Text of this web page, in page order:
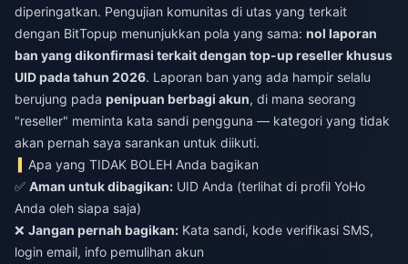
diperingatkan. Pengujian komunitas di utas yang terkait
dengan BitTopup menunjukkan pola yang sama: nol laporan
ban yang dikonfirmasi terkait dengan top-up reseller khusus
UID pada tahun 2026. Laporan ban yang ada hampir selalu
berujung pada penipuan berbagi akun, di mana seorang
"reseller" meminta kata sandi pengguna — kategori yang tidak
akan pernah saya sarankan untuk diikuti.
Apa yang TIDAK BOLEH Anda bagikan
✅ Aman untuk dibagikan: UID Anda (terlihat di profil YoHo
Anda oleh siapa saja)
❌ Jangan pernah bagikan: Kata sandi, kode verifikasi SMS,
login email, info pemulihan akun